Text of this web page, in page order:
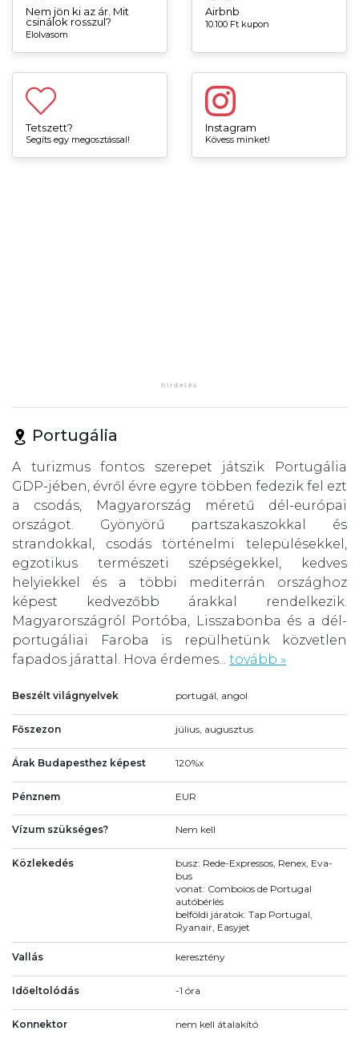
Nem jön ki az ár. Mit
csinálok rosszul?
Elolvasom
Airbnb
10.100 Ft kupon
Tetszett?
Segíts egy megosztással!
Instagram
Kövess minket!
Portugália
A turizmus fontos szerepet játszik Portugália
GDP-jében, évről évre egyre többen fedezik fel ezt
a csodás, Magyarország méretű dél-európai
országot. Gyönyörű partszakaszokkal és
strandokkal, csodás történelmi településekkel,
egzotikus természeti szépségekkel, kedves
helyiekkel és a többi mediterrán országhoz
képest kedvezőbb árakkal rendelkezik.
Magyarországról Portóba, Lisszabonba és a dél-
portugáliai Faroba is repülhetünk közvetlen
fapados járattal. Hova érdemes... tovább »
Beszélt világnyelvek portugál, angol
Főszezon július, augusztus
Árak Budapesthez képest 120%x
Pénznem EUR
Vízum szükséges? Nem kell
Közlekedés
busz: Rede-Expressos, Renex, Eva-
bus
vonat: Comboios de Portugal
autóbérlés
belföldi járatok: Tap Portugal,
Ryanair, Easyjet
Vallás keresztény
Időeltolódás -1 óra
Konnektor nem kell átalakító